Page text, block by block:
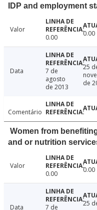
IDP and employment
Valor
0.00
0.00
Data
7 de
agosto
de 2013
25
de
Comentário
Women from
and or nutrition
Valor
0.00
0.00
Data 7 de
25